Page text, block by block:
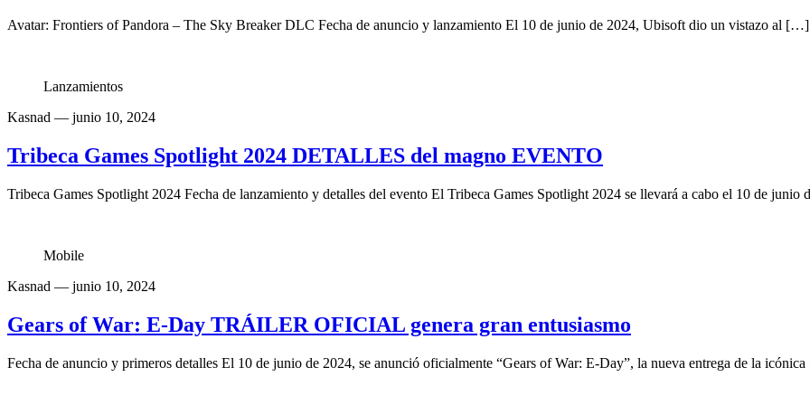
Avatar: Frontiers of Pandora – The Sky Breaker DLC Fecha de anuncio y lanzamiento El 10 de junio de 2024, Ubisoft dio un vistazo al […]
Lanzamientos
Kasnad — junio 10, 2024
Tribeca Games Spotlight 2024 DETALLES del magno EVENTO
Tribeca Games Spotlight 2024 Fecha de lanzamiento y detalles del evento El Tribeca Games Spotlight 2024 se llevará a cabo el 10 de
Mobile
Kasnad — junio 10, 2024
Gears of War: E-Day TRÁILER OFICIAL genera gran entusiasmo
Fecha de anuncio y primeros detalles El 10 de junio de 2024, se anunció oficialmente “Gears of War: E-Day”, la nueva entrega de la